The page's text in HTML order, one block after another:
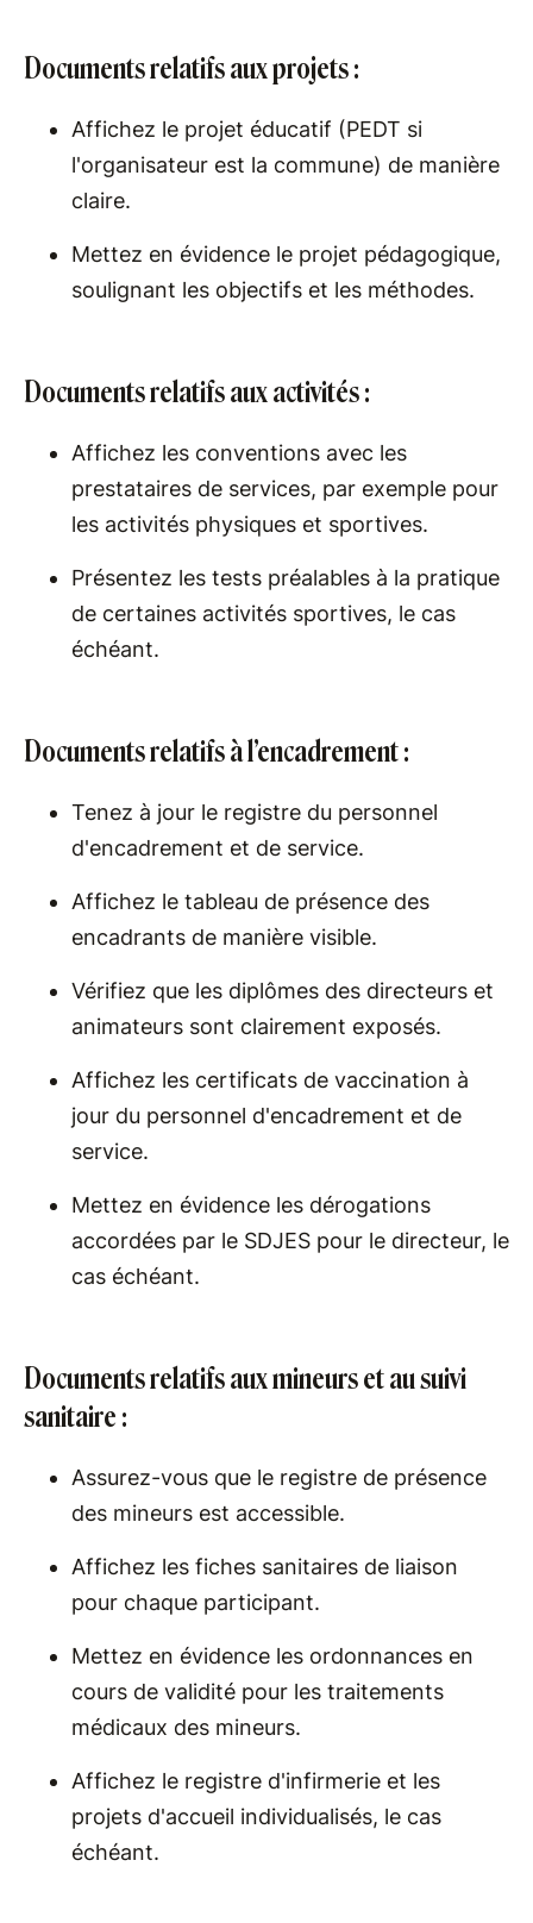
Documents relatifs aux projets :
Affichez le projet éducatif (PEDT si
l'organisateur est la commune) de manière
claire.
Mettez en évidence le projet pédagogique,
soulignant les objectifs et les méthodes.
Documents relatifs aux activités :
Affichez les conventions avec les
prestataires de services, par exemple pour
les activités physiques et sportives.
Présentez les tests préalables à la pratique
de certaines activités sportives, le cas
échéant.
Documents relatifs à l’encadrement :
Tenez à jour le registre du personnel
d'encadrement et de service.
Affichez le tableau de présence des
encadrants de manière visible.
Vérifiez que les diplômes des directeurs et
animateurs sont clairement exposés.
Affichez les certificats de vaccination à
jour du personnel d'encadrement et de
service.
Mettez en évidence les dérogations
accordées par le SDJES pour le directeur, le
cas échéant.
Documents relatifs aux mineurs et au suivi
sanitaire :
Assurez-vous que le registre de présence
des mineurs est accessible.
Affichez les fiches sanitaires de liaison
pour chaque participant.
Mettez en évidence les ordonnances en
cours de validité pour les traitements
médicaux des mineurs.
Affichez le registre d'infirmerie et les
projets d'accueil individualisés, le cas
échéant.